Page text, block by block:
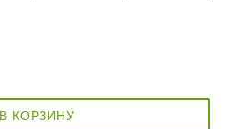
В КОРЗИНУ